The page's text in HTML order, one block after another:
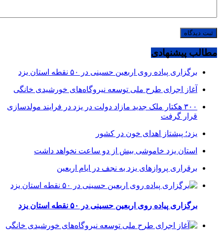
مطالب پیشنهادی
برگزاری پیاده روی اربعین حسینی در ۵۰ نقطه استان یزد
آغاز اجرای طرح ملی توسعه نیروگاه‌های خورشیدی خانگی
۳۰۰ هکتار ملک جدید مازاد دولت در یزد در فرایند مولدسازی
قرار گرفت
یزد؛ پیشتاز اهدای خون در کشور
استان یزد خاموشی بیش از دو ساعت نخواهد داشت
برقراری پرواز‌های یزد به نجف در ایام اربعین
برگزاری پیاده روی اربعین حسینی در ۵۰ نقطه استان یزد